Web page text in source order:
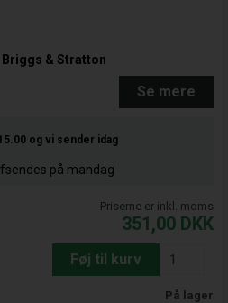
Briggs & Stratton
Se mere
og vi sender idag
på mandag
Priserne er inkl. moms
351,00 DKK
Føj til kurv
På lager